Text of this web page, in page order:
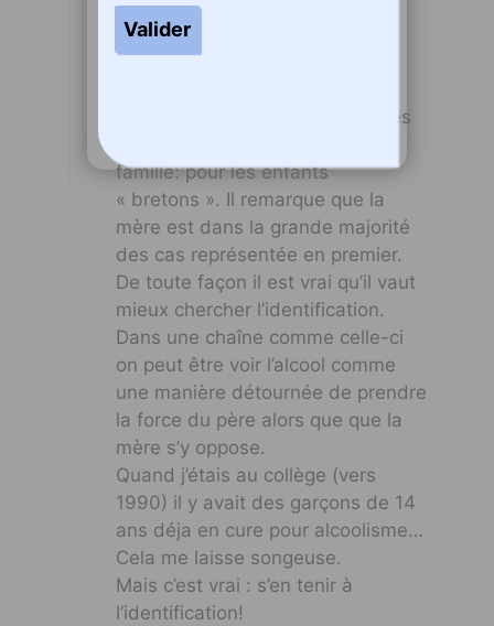
d’hommes infantilisés par leur
mère puis par leur épouse.
Souvent tout se dégrade à la
Il a également fait dessiner à des
famille: pour les enfants
« bretons ». Il remarque que la
mère est dans la grande majorité
des cas représentée en premier.
De toute façon il est vrai qu’il vaut
mieux chercher l’identification.
Dans une chaîne comme celle-ci
on peut être voir l’alcool comme
une manière détournée de prendre
la force du père alors que que la
mère s’y oppose.
Quand j’étais au collège (vers
1990) il y avait des garçons de 14
ans déja en cure pour alcoolisme…
Cela me laisse songeuse.
Mais c’est vrai : s’en tenir à
l’identification!